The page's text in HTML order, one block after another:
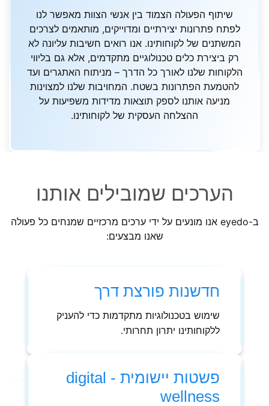
שיתוף הפעולה הצמוד בין אנשי הצוות מאפשר לנו
לפתח פתרונות יצירתיים ומדוייקים, מותאמים לצרכים
המשתנים של לקוחותינו. אנו רואים חשיבות עליונה לא
רק ביצירת כלים טכנולוגיים מתקדמים, אלא גם בליווי
הלקוחות שלנו לאורך כל הדרך – מניתוח האתגרים ועד
להטמעת הפתרונות בשטח. המחויבות שלנו למצוינות
מניעה אותנו לספק תוצאות מדידות משפיעות על
ההצלחה העסקית של לקוחותינו.
הערכים שמובילים אותנו
ב-eyedo אנו מונעים על ידי ערכים מרכזיים שמנחים כל פעולה
שאנו מבצעים:
חדשנות פורצת דרך
שימוש בטכנולוגיות מתקדמות כדי להעניק
ללקוחותינו יתרון תחרותי.
פשטות יישומית - digital
wellness